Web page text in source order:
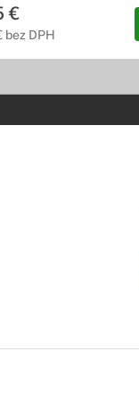
€
bez DPH